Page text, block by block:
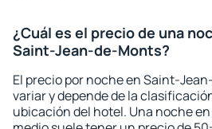
¿Cuál es el precio de una
Saint-Jean-de-Monts?
El precio por noche en Saint-
variar y depende de la
ubicación del hotel. Una noche